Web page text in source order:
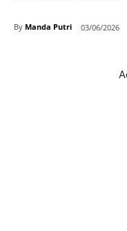
By Manda Putri 03/06/2026